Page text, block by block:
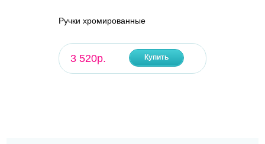
Ручки хромированные
3 520р. Купить